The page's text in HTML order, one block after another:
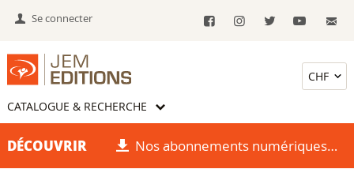
Se connecter
CATALOGUE & RECHERCHE
DÉCOUVRIR Nos abonnements numériques